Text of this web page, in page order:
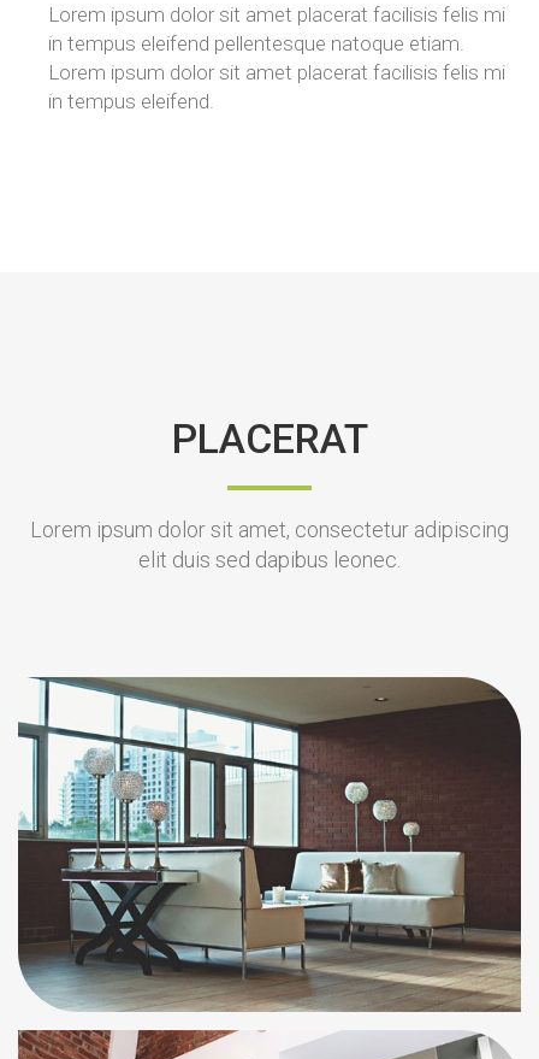
Lorem ipsum dolor sit amet placerat facilisis felis mi
in tempus eleifend pellentesque natoque etiam.
Lorem ipsum dolor sit amet placerat facilisis felis mi
in tempus eleifend.
PLACERAT
Lorem ipsum dolor sit amet, consectetur adipiscing
elit duis sed dapibus leonec.